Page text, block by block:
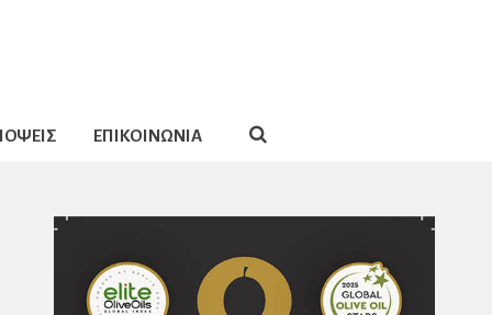
ΕΠΙΚΟΙΝΩΝΙΑ